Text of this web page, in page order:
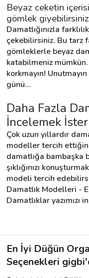
Beyaz ceketin
gömlek giyebilirsiniz
Damatlığınızla
çekebilirsiniz. Bu tarz
gömleklerle beyaz
katabilmeniz
korkmayın!
günü...
Daha Fazla
İncelemek
Çok uzun yıllardır
modeller tercih
damatlığa bambaşka
şıklığınızı
modeli tercih
Damatlık Modelleri -
Damatlıklar yazımızı
En İyi Düğün
Seçenekleri